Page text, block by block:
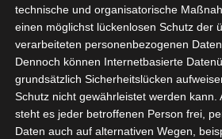
6
03, 2026
Haushalt
Küche
technische und organisatorische
einen möglichst lückenlosen Schutz der
verarbeiteten personenbezogenen
Dennoch können Internetbasierte
grundsätzlich Sicherheitslücken
Schutz nicht gewährleistet werden kann.
steht es jeder betroffenen Person frei,
Daten auch auf alternativen Wegen,